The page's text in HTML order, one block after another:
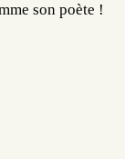
son poète !